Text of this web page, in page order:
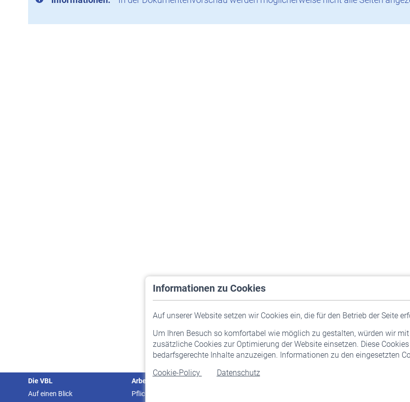
Informationen zu Cookies
Auf unserer Website setzen wir Cookies ein, die für den Betrieb der Seite
Um Ihren Besuch so komfortabel wie möglich zu gestalten, würden wir
zusätzliche Cookies zur Optimierung der Website einsetzen. Diese
bedarfsgerechte Inhalte anzuzeigen. Informationen zu den eingesetzten
Cookie-Policy
Datenschutz
Die VBL
Auf einen Blick
Arbeitgeber
Pflichtversicherung